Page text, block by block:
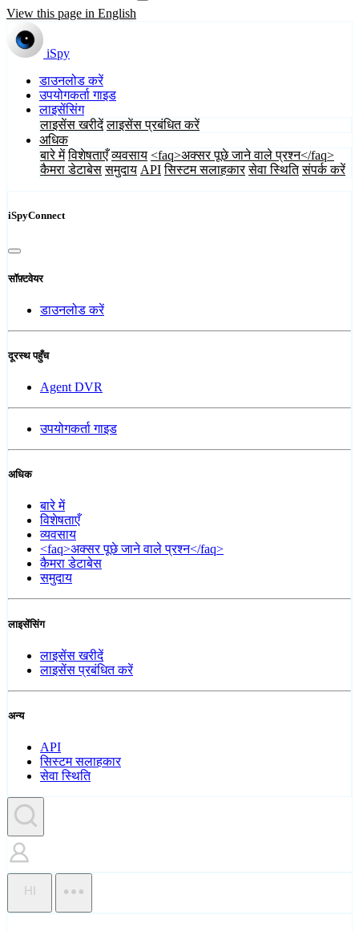
View this page in English
iSpy
डाउनलोड करें
उपयोगकर्ता गाइड
लाइसेंसिंग
लाइसेंस खरीदें लाइसेंस प्रबंधित करें
अधिक
बारे में विशेषताएँ व्यवसाय <faq>अक्सर पूछे जाने वाले प्रश्न</faq>
कैमरा डेटाबेस समुदाय API सिस्टम सलाहकार सेवा स्थिति संपर्क करें
iSpyConnect
सॉफ़्टवेयर
डाउनलोड करें
दूरस्थ पहुँच
Agent DVR
उपयोगकर्ता गाइड
अधिक
बारे में
विशेषताएँ
व्यवसाय
<faq>अक्सर पूछे जाने वाले प्रश्न</faq>
कैमरा डेटाबेस
समुदाय
लाइसेंसिंग
लाइसेंस खरीदें
लाइसेंस प्रबंधित करें
अन्य
API
सिस्टम सलाहकार
सेवा स्थिति
HI